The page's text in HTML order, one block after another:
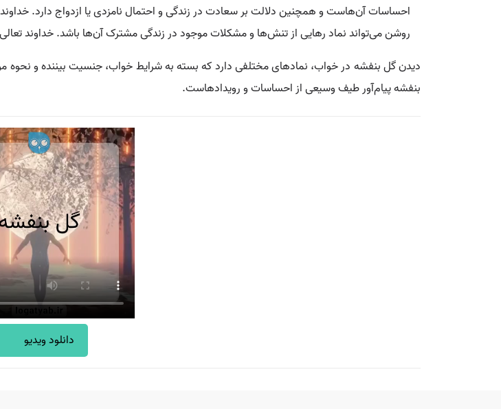
احساسات آن‌هاست و همچنین دلالت بر سعادت در زندگی و احتمال نامزدی یا ازدواج دارد.
روشن می‌تواند نماد رهایی از تنش‌ها و مشکلات موجود در زندگی مشترک آن‌ها باشد. خداوند
دیدن گل بنفشه در خواب، نمادهای مختلفی دارد که بسته به شرایط خواب، جنسیت بیننده و نحوه
بنفشه پیام‌آور طیف وسیعی از احساسات و رویدادهاست.
دانلود ویدیو